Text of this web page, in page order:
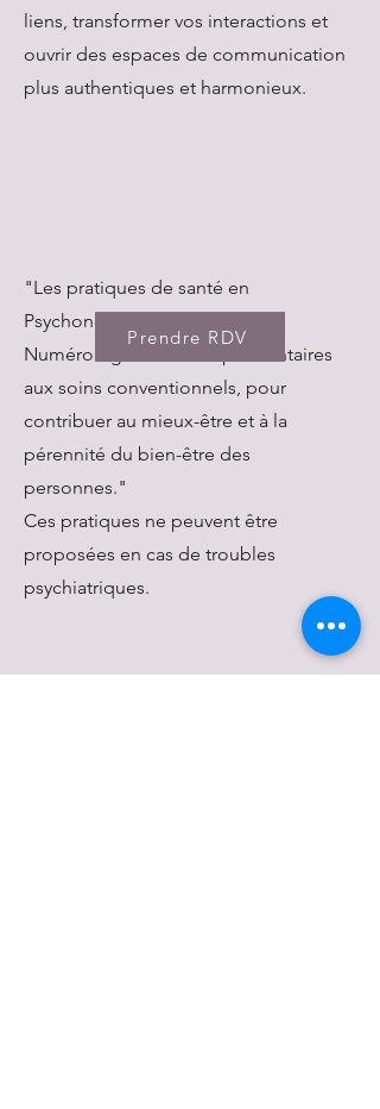
liens, transformer vos interactions et
ouvrir des espaces de communication
plus authentiques et harmonieux.
"Les pratiques de santé en
Psychonomie, Hypnose et
Numérologie sont complémentaires
aux soins conventionnels, pour
contribuer au mieux-être et à la
pérennité du bien-être des
personnes."
Ces pratiques ne peuvent être
proposées en cas de troubles
psychiatriques.
Prendre RDV